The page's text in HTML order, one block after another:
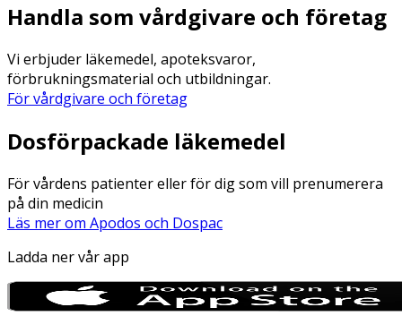
Handla som vårdgivare och företag
Vi erbjuder läkemedel, apoteksvaror,
förbrukningsmaterial och utbildningar.
För vårdgivare och företag
Dosförpackade läkemedel
För vårdens patienter eller för dig som vill prenumerera
på din medicin
Läs mer om Apodos och Dospac
Ladda ner vår app